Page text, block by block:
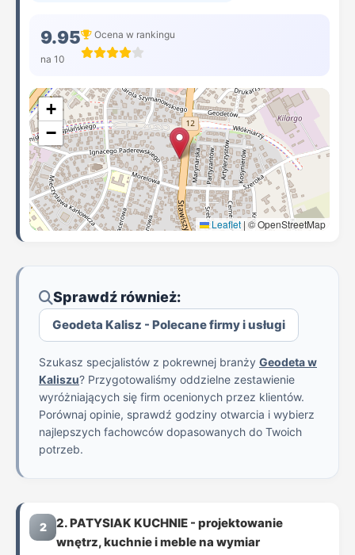
9.95
na 10
Ocena w rankingu
+
−
Leaflet | © OpenStreetMap
Sprawdź również:
Geodeta Kalisz - Polecane firmy i usługi
Szukasz specjalistów z pokrewnej branży Geodeta w
Kaliszu? Przygotowaliśmy oddzielne zestawienie
wyróżniających się firm ocenionych przez klientów.
Porównaj opinie, sprawdź godziny otwarcia i wybierz
najlepszych fachowców dopasowanych do Twoich
potrzeb.
2
2. PATYSIAK KUCHNIE - projektowanie
wnętrz, kuchnie i meble na wymiar